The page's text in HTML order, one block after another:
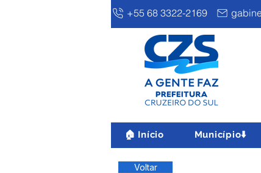
+55 68 3322-2169
🏠 Início Município⬇️
Voltar